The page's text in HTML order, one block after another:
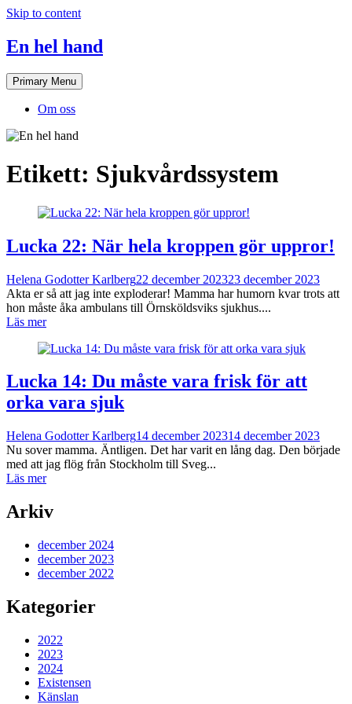
Skip to content
En hel hand
Primary Menu
Om oss
Etikett: Sjukvårdssystem
Lucka 22: När hela kroppen gör uppror!
Helena Godotter Karlberg22 december 202323 december 2023
Akta er så att jag inte exploderar! Mamma har humorn kvar trots att
hon måste åka ambulans till Örnsköldsviks sjukhus....
Läs mer
Lucka 14: Du måste vara frisk för att
orka vara sjuk
Helena Godotter Karlberg14 december 202314 december 2023
Nu sover mamma. Äntligen. Det har varit en lång dag. Den började
med att jag flög från Stockholm till Sveg...
Läs mer
Arkiv
december 2024
december 2023
december 2022
Kategorier
2022
2023
2024
Existensen
Känslan